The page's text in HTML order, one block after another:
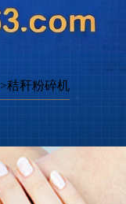
>秸秆粉碎机